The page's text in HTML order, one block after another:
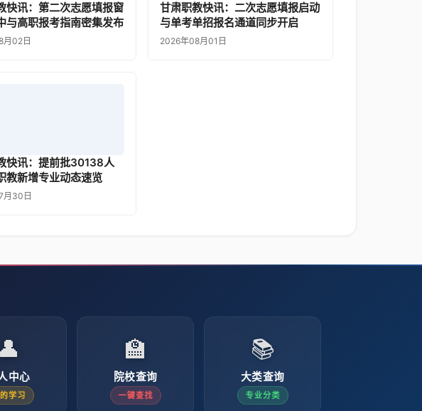
快讯：第二次志愿填报窗
与高职报考指南密集发布
月02日
甘肃职教快讯：二次志愿填报启动
与单考单招报名通道同步开启
2026年08月01日
快讯：提前批30138人
教新增专业动态速览
月30日
👤
中心
学习
🏫
院校查询
一键查找
📚
大类查询
专业分类